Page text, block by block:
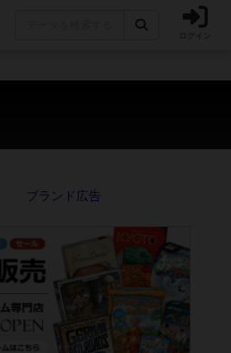
ログイン
ルール説明時間は含まれていないため、初めて
グ・海賊同士の対決など、ゲームコンセプトを絞
機能です。例えば「ダイスロール」はランダ